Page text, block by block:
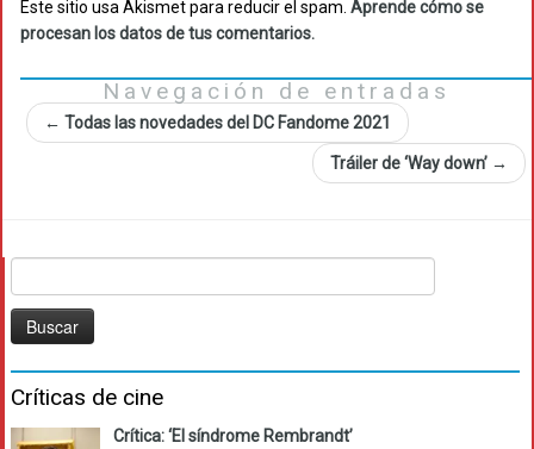
Este sitio usa Akismet para reducir el spam. Aprende cómo se
procesan los datos de tus comentarios.
Navegación de entradas
← Todas las novedades del DC Fandome 2021
Tráiler de ‘Way down’ →
Críticas de cine
Crítica: ‘El síndrome Rembrandt’